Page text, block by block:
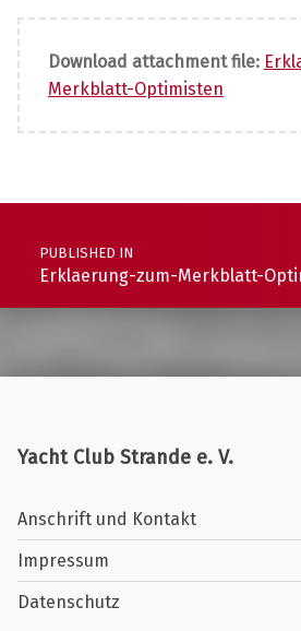
Download attachment file:
Merkblatt-Optimisten
Post navigation
PUBLISHED IN
Erklaerung-zum-Merkblatt-
Yacht Club Strande e. V.
Anschrift und Kontakt
Impressum
Datenschutz